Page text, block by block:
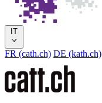
IT
FR (cath.ch) DE (kath.ch)